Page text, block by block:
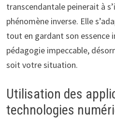
transcendantale peinerait à
phénomène inverse. Elle
tout en gardant son essence
pédagogie impeccable,
soit votre situation.
Utilisation des
technologies